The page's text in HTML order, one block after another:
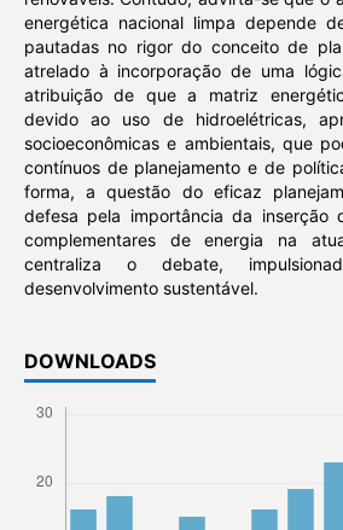
energética nacional limpa depende
pautadas no rigor do conceito de
atrelado à incorporação de uma
atribuição de que a matriz
devido ao uso de hidroelétricas,
socioeconômicas e ambientais, que
contínuos de planejamento e de
forma, a questão do eficaz
defesa pela importância da inserção
complementares de energia na
centraliza o debate,
desenvolvimento sustentável.
DOWNLOADS